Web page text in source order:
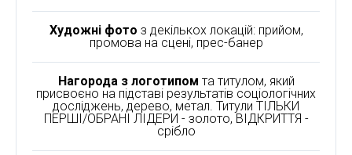
Художні фото з декількох локацій: прийом,
промова на сцені, прес-банер
Нагорода з логотипом та титулом, який
присвоєно на підставі результатів соціологічних
досліджень, дерево, метал. Титули ТІЛЬКИ
ПЕРШІ/ОБРАНІ ЛІДЕРИ - золото, ВІДКРИТТЯ -
срібло